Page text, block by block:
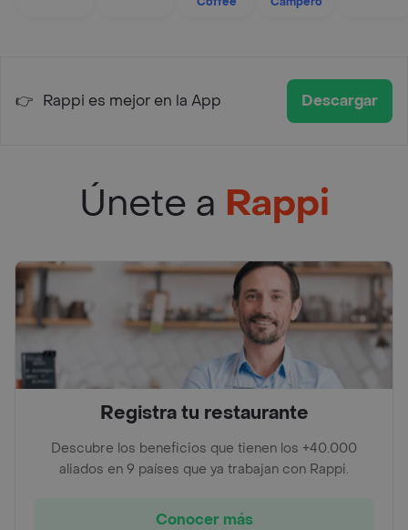
👉 Rappi es mejor en la App Descargar
Únete a Rappi
Registra tu restaurante
Descubre los beneficios que tienen los +40.000
aliados en 9 países que ya trabajan con Rappi.
Conocer más